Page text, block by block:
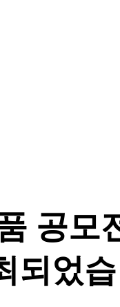
공모
되었